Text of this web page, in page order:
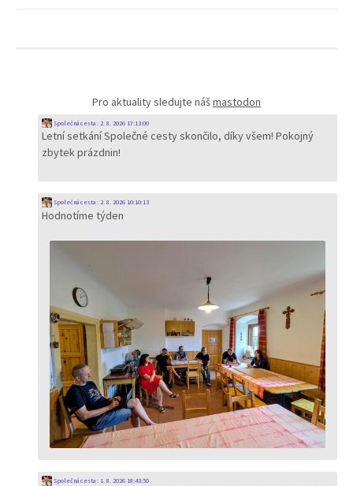
Pro aktuality sledujte nášmastodon
Společná cesta: 2. 8. 2026 17:13:00
Letní setkání Společné cesty skončilo, díky všem! Pokojný
zbytek prázdnin!
Společná cesta: 2. 8. 2026 10:10:13
Hodnotíme týden
Společná cesta: 1. 8. 2026 18:43:50